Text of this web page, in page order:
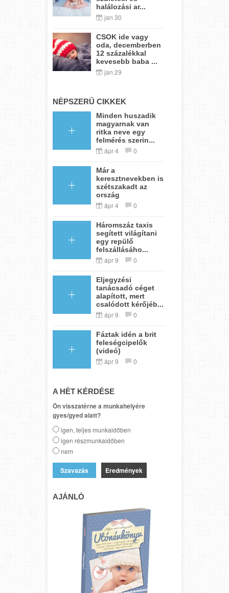
halálozási ar...
jan 30
CSOK ide vagy
oda, decemberben
12 százalékkal
kevesebb baba ...
jan 29
NÉPSZERŰ CIKKEK
Minden huszadik
magyarnak van
ritka neve egy
felmérés szerin...
ápr 4 0
Már a
keresztnevekben is
szétszakadt az
ország
ápr 4 0
Háromszáz taxis
segített világítani
egy repülő
felszállásáho...
ápr 9 0
Eljegyzési
tanácsadó céget
alapított, mert
csalódott kérőjéb...
ápr 9 0
Fáztak idén a brit
feleségcipelők
(videó)
ápr 9 0
A HÉT KÉRDÉSE
Ön visszatérne a munkahelyére
gyes/gyed alatt?
igen, teljes munkaidőben
igen részmunkaidőben
nem
Eredmények
AJÁNLÓ